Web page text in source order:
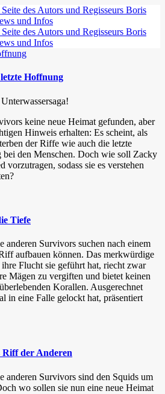
Hoffnung
keine neue Heimat gefunden, aber
Hinweis erhalten: Es scheint, als
der Riffe wie auch die letzte
den Menschen. Doch wie soll Zacky
vorzutragen, sodass sie es verstehen
Tiefe
anderen Survivors suchen nach einem
aufbauen können. Das merkwürdige
Flucht sie geführt hat, riecht zwar
Mägen zu vergiften und bietet keinen
Korallen. Ausgerechnet
in eine Falle gelockt hat, präsentiert
Riff der Anderen
anderen Survivors sind den Squids um
wo sollen sie nun eine neue Heimat